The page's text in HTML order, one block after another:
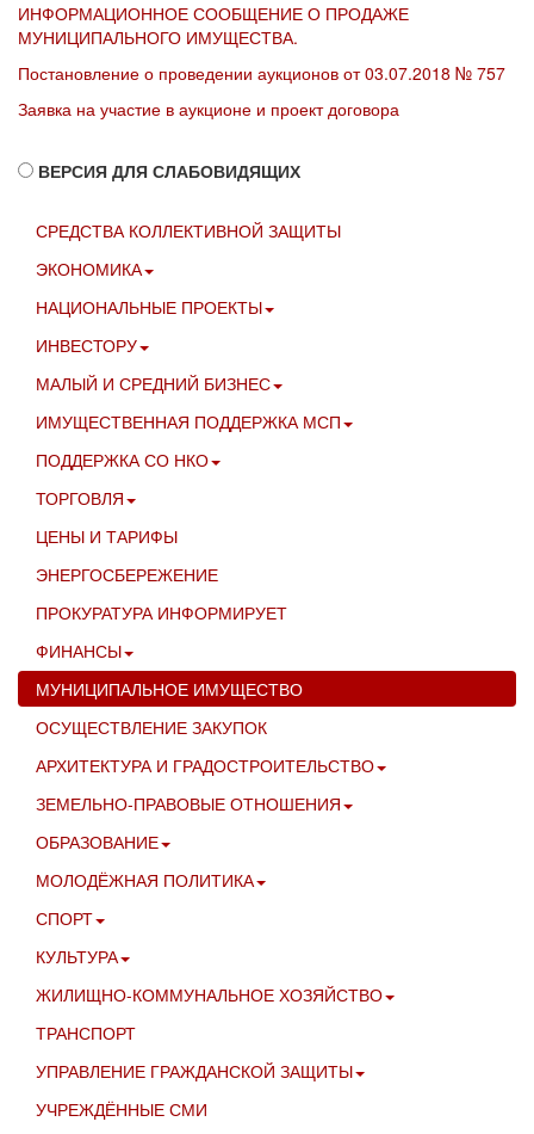
ИНФОРМАЦИОННОЕ СООБЩЕНИЕ О ПРОДАЖЕ
МУНИЦИПАЛЬНОГО ИМУЩЕСТВА.
Постановление о проведении аукционов от 03.07.2018 № 757
Заявка на участие в аукционе и проект договора
ВЕРСИЯ ДЛЯ СЛАБОВИДЯЩИХ
СРЕДСТВА КОЛЛЕКТИВНОЙ ЗАЩИТЫ
ЭКОНОМИКА
НАЦИОНАЛЬНЫЕ ПРОЕКТЫ
ИНВЕСТОРУ
МАЛЫЙ И СРЕДНИЙ БИЗНЕС
ИМУЩЕСТВЕННАЯ ПОДДЕРЖКА МСП
ПОДДЕРЖКА СО НКО
ТОРГОВЛЯ
ЦЕНЫ И ТАРИФЫ
ЭНЕРГОСБЕРЕЖЕНИЕ
ПРОКУРАТУРА ИНФОРМИРУЕТ
ФИНАНСЫ
МУНИЦИПАЛЬНОЕ ИМУЩЕСТВО
ОСУЩЕСТВЛЕНИЕ ЗАКУПОК
АРХИТЕКТУРА И ГРАДОСТРОИТЕЛЬСТВО
ЗЕМЕЛЬНО-ПРАВОВЫЕ ОТНОШЕНИЯ
ОБРАЗОВАНИЕ
МОЛОДЁЖНАЯ ПОЛИТИКА
СПОРТ
КУЛЬТУРА
ЖИЛИЩНО-КОММУНАЛЬНОЕ ХОЗЯЙСТВО
ТРАНСПОРТ
УПРАВЛЕНИЕ ГРАЖДАНСКОЙ ЗАЩИТЫ
УЧРЕЖДЁННЫЕ СМИ